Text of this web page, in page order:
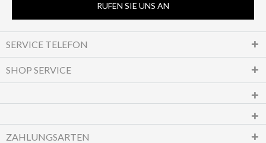
RUFEN SIE UNS AN
SERVICE TELEFON
SHOP SERVICE
ZAHLUNGSARTEN